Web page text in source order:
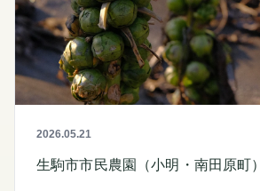
2026.05.21
生駒市市民農園（小明・南田原町）